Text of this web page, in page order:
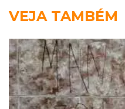
VEJA TAMBÉM